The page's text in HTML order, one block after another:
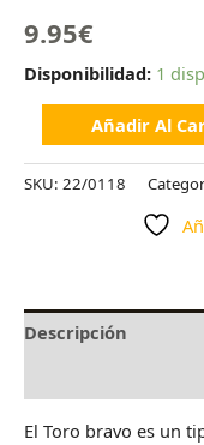
9.95€
Disponibilidad: 1
Añadir Al
SKU: 22/0118
Descripción
El Toro bravo es un